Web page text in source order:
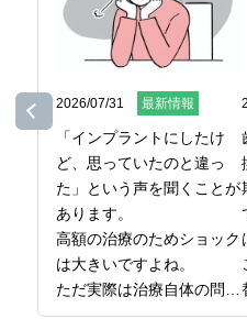
2026/07/31 最新情報
「インプラントにしたけ
ど、思っていたのと違っ
た」という声を聞くことが
あります。
高額の治療のためショック
は大きいですよね。
ただ実際は治療自体の問題
というより、事前の確認、